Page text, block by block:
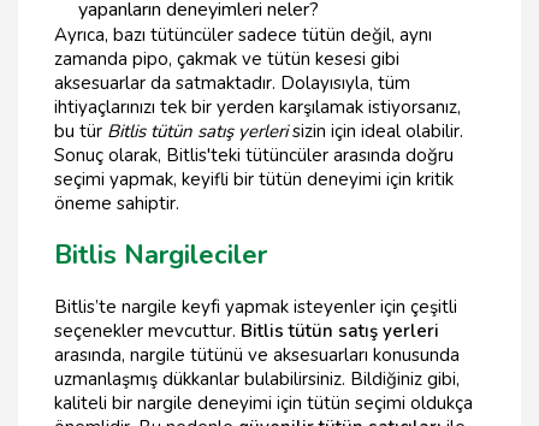
yapanların deneyimleri neler?
Ayrıca, bazı tütüncüler sadece tütün değil, aynı
zamanda pipo, çakmak ve tütün kesesi gibi
aksesuarlar da satmaktadır. Dolayısıyla, tüm
ihtiyaçlarınızı tek bir yerden karşılamak istiyorsanız,
bu tür Bitlis tütün satış yerlerisizin için ideal olabilir.
Sonuç olarak, Bitlis'teki tütüncüler arasında doğru
seçimi yapmak, keyifli bir tütün deneyimi için kritik
öneme sahiptir.
Bitlis Nargileciler
Bitlis’te nargile keyfi yapmak isteyenler için çeşitli
seçenekler mevcuttur. Bitlis tütün satış yerleri
arasında, nargile tütünü ve aksesuarları konusunda
uzmanlaşmış dükkanlar bulabilirsiniz. Bildiğiniz gibi,
kaliteli bir nargile deneyimi için tütün seçimi oldukça